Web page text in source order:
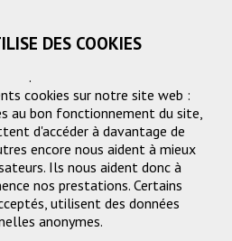
tablette
DES COOKIES
.
cookies sur notre site web :
au bon fonctionnement du site,
d'accéder à davantage de
encore nous aident à mieux
Ils nous aident donc à
nos prestations. Certains
utilisent des données
anonymes.